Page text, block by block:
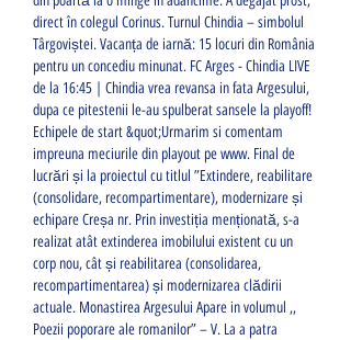
direct în colegul Corinus. Turnul Chindia – simbolul
Târgoviștei. Vacanța de iarnă: 15 locuri din România
pentru un concediu minunat. FC Arges - Chindia LIVE
de la 16:45 | Chindia vrea revansa in fata Argesului,
dupa ce pitestenii le-au spulberat sansele la playoff!
Echipele de start &quot;Urmarim si comentam
impreuna meciurile din playout pe www. Final de
lucrări și la proiectul cu titlul ”Extindere, reabilitare
(consolidare, recompartimentare), modernizare și
echipare Creșa nr. Prin investiția menționată, s-a
realizat atât extinderea imobilului existent cu un
corp nou, cât și reabilitarea (consolidarea,
recompartimentarea) și modernizarea clădirii
actuale. Monastirea Argesului Apare in volumul ,,
Poezii poporare ale romanilor” – V. La a patra